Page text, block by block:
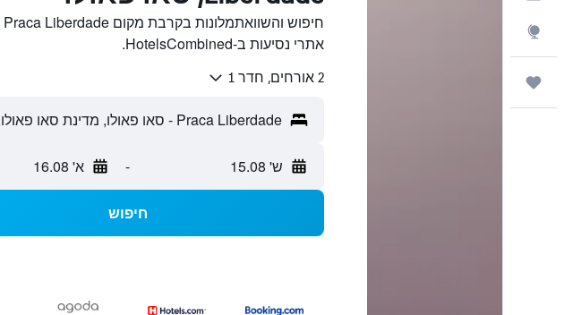
אתרי נסיעות ב-HotelsCombined.
2 אורחים, חדר 1
ש' 15.08 - א' 16.08
חיפוש